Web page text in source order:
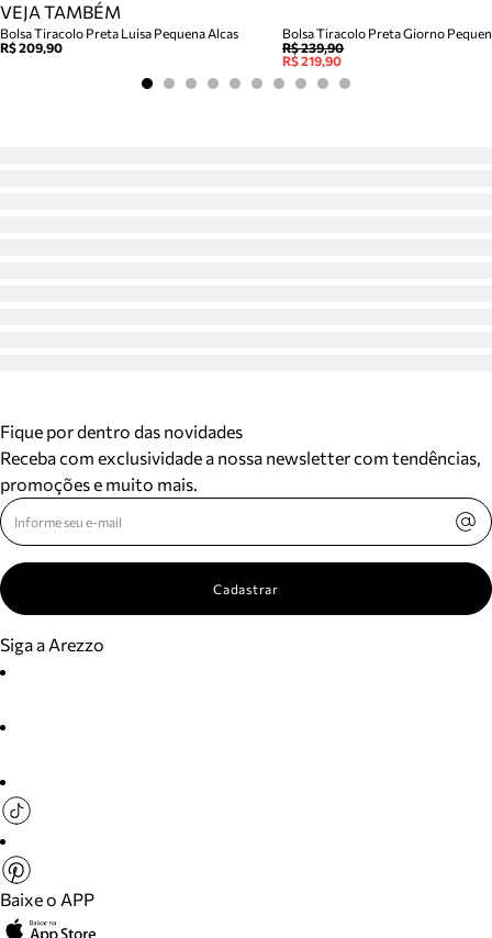
VEJA TAMBÉM
Bolsa Tiracolo Preta Luisa Pequena Alcas
R$ 209,90
Bolsa Tiracolo Preta Giorno
R$ 239,90
R$ 219,90
Fique por dentro das novidades
Receba com exclusividade a nossa newsletter com tendências,
promoções e muito mais.
Cadastrar
Siga a Arezzo
Baixe o APP